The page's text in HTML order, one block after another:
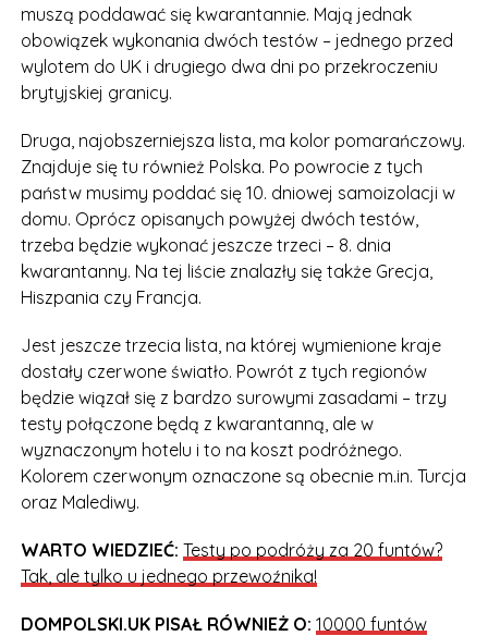
muszą poddawać się kwarantannie. Mają jednak
obowiązek wykonania dwóch testów – jednego przed
wylotem do UK i drugiego dwa dni po przekroczeniu
brytyjskiej granicy.
Druga, najobszerniejsza lista, ma kolor pomarańczowy.
Znajduje się tu również Polska. Po powrocie z tych
państw musimy poddać się 10. dniowej samoizolacji w
domu. Oprócz opisanych powyżej dwóch testów,
trzeba będzie wykonać jeszcze trzeci – 8. dnia
kwarantanny. Na tej liście znalazły się także Grecja,
Hiszpania czy Francja.
Jest jeszcze trzecia lista, na której wymienione kraje
dostały czerwone światło. Powrót z tych regionów
będzie wiązał się z bardzo surowymi zasadami – trzy
testy połączone będą z kwarantanną, ale w
wyznaczonym hotelu i to na koszt podróżnego.
Kolorem czerwonym oznaczone są obecnie m.in. Turcja
oraz Malediwy.
WARTO WIEDZIEĆ: Testy po podróży za 20 funtów?
Tak, ale tylko u jednego przewoźnika!
DOMPOLSKI.UK PISAŁ RÓWNIEŻ O: 10000 funtów